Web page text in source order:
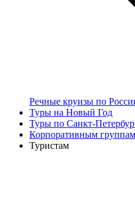
Речные круизы по
Туры на Новый Год
Туры по Санкт-
Корпоративным группам
Туристам